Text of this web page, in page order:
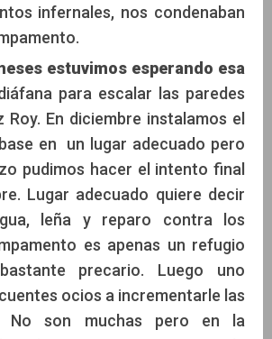
infernales, nos condenaban
estuvimos esperando esa
para escalar las paredes
Roy. En diciembre instalamos el
en un lugar adecuado pero
pudimos hacer el intento final
Lugar adecuado quiere decir
leña y reparo contra los
es apenas un refugio
precario. Luego uno
ocios a incrementarle las
No son muchas pero en la